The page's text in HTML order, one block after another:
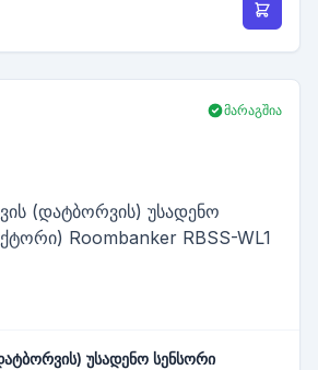
მარაგშია
უსადენო სენსორი